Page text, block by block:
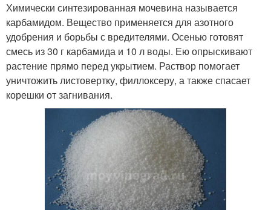
Химически синтезированная мочевина называется
карбамидом. Вещество применяется для азотного
удобрения и борьбы с вредителями. Осенью готовят
смесь из 30 г карбамида и 10 л воды. Ею опрыскивают
растение прямо перед укрытием. Раствор помогает
уничтожить листовертку, филлоксеру, а также спасает
корешки от загнивания.